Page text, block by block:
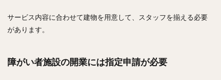
サービス内容に合わせて建物を用意して、スタッフを揃える必要
があります。
障がい者施設の開業には指定申請が必要